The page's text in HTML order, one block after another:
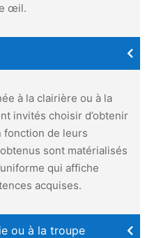
œil.
à la clairière ou à la
invités choisir d’obtenir
fonction de leurs
sont matérialisés
qui affiche
acquises.
ou à la troupe